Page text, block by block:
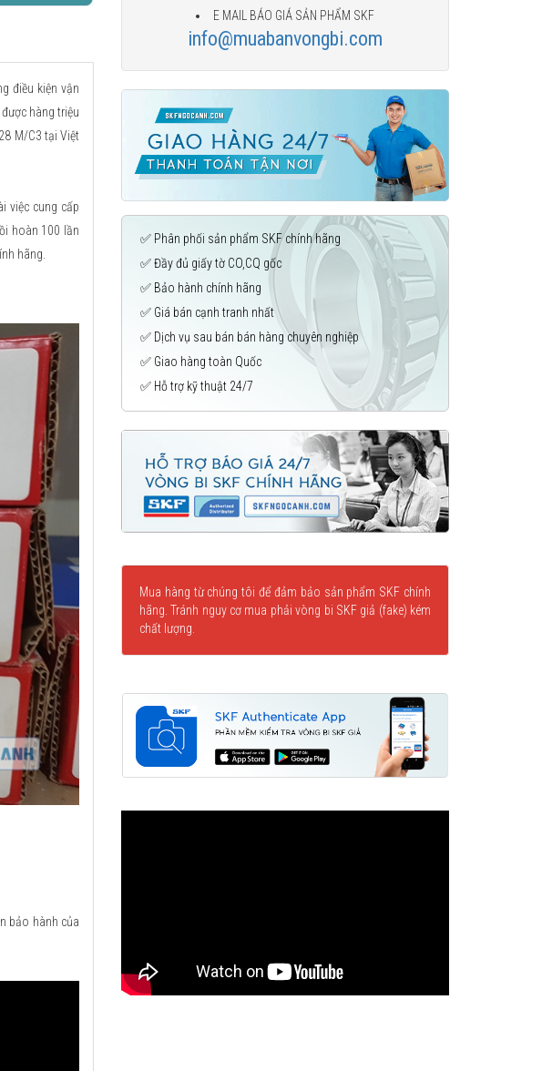
điều kiện vận
hàng triệu
M/C3 tại Việt
việc cung cấp
hoàn 100 lần
hãng.
bảo hành của
E MAIL BÁO GIÁ SẢN PHẨM SKF
info@muabanvongbi.com
✅ Phân phối sản phẩm SKF chính hãng
✅ Đầy đủ giấy tờ CO,CQ gốc
✅ Bảo hành chính hãng
✅ Giá bán cạnh tranh nhất
✅ Dịch vụ sau bán bán hàng chuyên nghiệp
✅ Giao hàng toàn Quốc
✅ Hỗ trợ kỹ thuật 24/7
Mua hàng từ chúng tôi để đảm bảo sản phẩm SKF chính
hãng. Tránh nguy cơ mua phải vòng bi SKF giả (fake) kém
chất lượng.